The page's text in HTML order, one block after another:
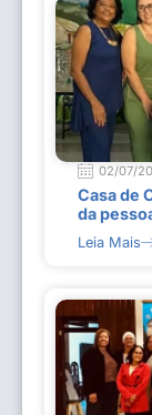
02/07/
Casa de
da
Leia Mais